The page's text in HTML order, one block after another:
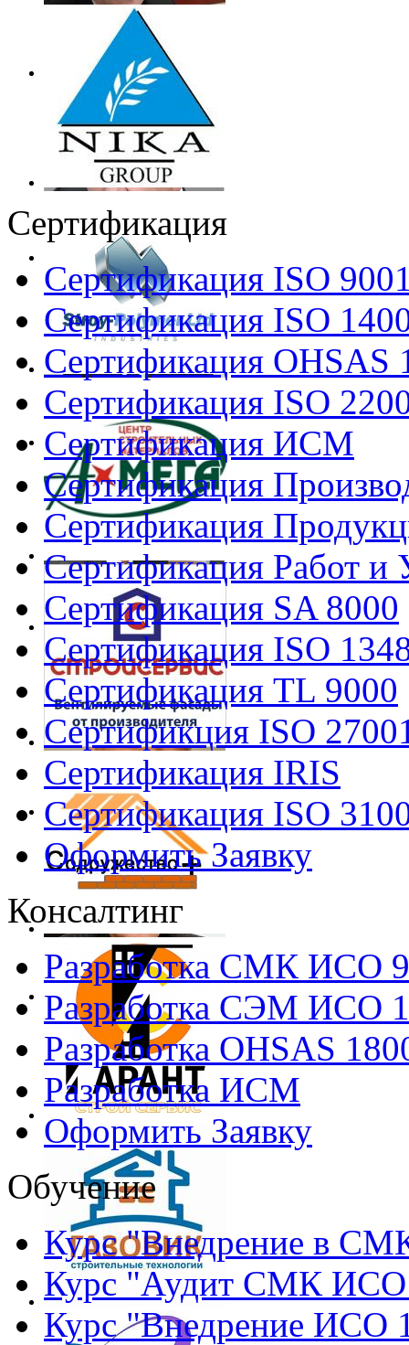
Сертификация
Сертификация ISO
Сертификация ISO
Сертификация OHSAS
Сертификация ISO
Сертификация ИСМ
Сертификация
Сертификация
Сертификация Работ и
Сертификация SA 8000
Сертификация ISO
Сертификация TL 9000
Сертификция ISO
Сертификация IRIS
Сертификация ISO
Оформить Заявку
Консалтинг
Разработка СМК ИСО
Разработка СЭМ ИСО
Разработка OHSAS
Разработка ИСМ
Оформить Заявку
Обучение
Курс "Внедрение в
Курс "Аудит СМК ИСО
Курс "Внедрение ИСО